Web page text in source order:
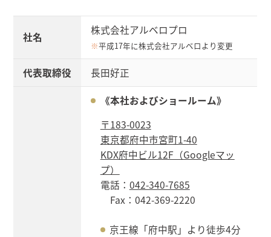
社名
株式会社アルベロプロ
※平成17年に株式会社アルベロより変更
代表取締役
長田好正
《本社およびショールーム》
〒183-0023
東京都府中市宮町1-40
KDX府中ビル12F（Googleマッ
プ）
電話： 042-340-7685
Fax：042-369-2220
京王線「府中駅」より徒歩4分